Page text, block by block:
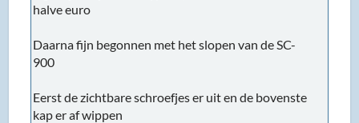
halve euro
Daarna fijn begonnen met het slopen van de SC-
900
Eerst de zichtbare schroefjes er uit en de bovenste
kap er af wippen